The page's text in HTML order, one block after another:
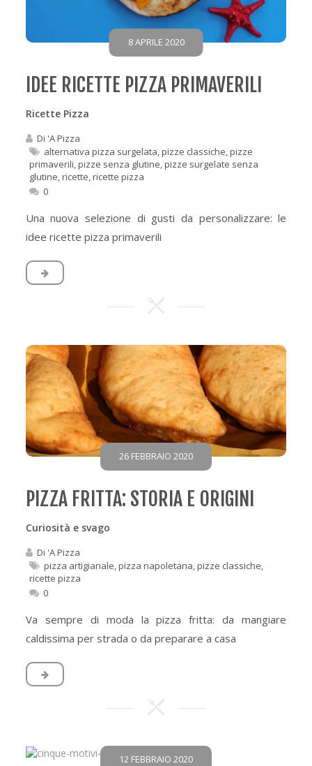
8 APRILE 2020
IDEE RICETTE PIZZA PRIMAVERILI
Ricette Pizza
Di 'A Pizza
alternativa pizza surgelata,pizze classiche,pizze
primaverili,pizze senza glutine,pizze surgelate senza
glutine,ricette,ricette pizza
0
Una nuova selezione di gusti da personalizzare: le
idee ricette pizza primaverili
26 FEBBRAIO 2020
PIZZA FRITTA: STORIA E ORIGINI
Curiosità e svago
Di 'A Pizza
pizza artigianale,pizza napoletana,pizze classiche,
ricette pizza
0
Va sempre di moda la pizza fritta: da mangiare
caldissima per strada o da preparare a casa
12 FEBBRAIO 2020